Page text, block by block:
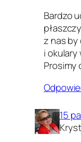
Bardzo
z nas by
i
Prosimy
15